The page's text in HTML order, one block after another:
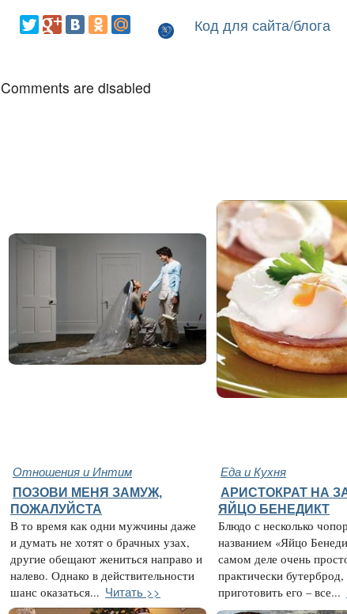
Код для сайта/блога
Comments are disabled
Отношения и Интим Еда и Кухня
ПОЗОВИ МЕНЯ ЗАМУЖ,
ПОЖАЛУЙСТА
В то время как одни мужчины даже
и думать не хотят о брачных узах,
другие обещают жениться направо и
налево. Однако в действительности
шанс оказаться... Читать >>
АРИСТОКРАТ НА
ЯЙЦО БЕНЕДИКТ
Блюдо с несколько
названием «Яйцо
самом деле очень
практически бутерброд,
приготовить его – все...